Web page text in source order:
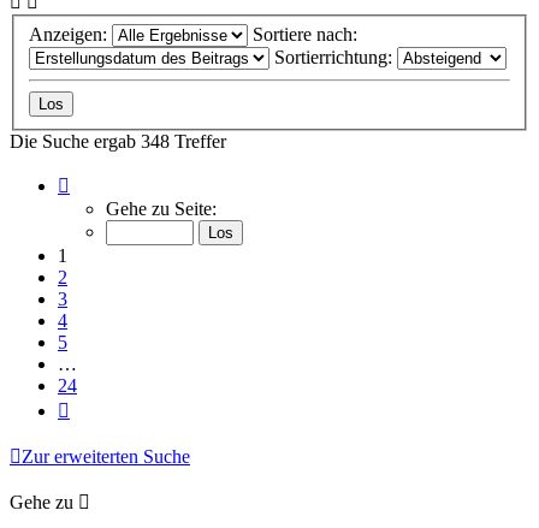
Anzeigen:
Sortiere nach:
Sortierrichtung:
Die Suche ergab 348 Treffer
von
Gehe zu Seite:
1
2
3
4
5
…
24
Zur erweiterten Suche
Gehe zu